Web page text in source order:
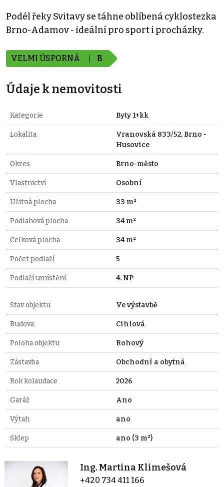
Podél řeky Svitavy se táhne oblíbená cyklostezka
Brno-Adamov - ideální pro sport i procházky.
VELMI ÚSPORNÁ B
Údaje k nemovitosti
Kategorie Byty 1+kk
Lokalita
Vranovská 833/52, Brno -
Husovice
Okres Brno-město
Vlastnictví Osobní
Užitná plocha 33 m²
Podlahová plocha 34 m²
Celková plocha 34 m²
Počet podlaží 5
Podlaží umístění 4. NP
Stav objektu Ve výstavbě
Budova Cihlová
Poloha objektu Rohový
Zástavba Obchodní a obytná
Rok kolaudace 2026
Garáž Ano
Výtah ano
Sklep ano (3 m²)
Ing. Martina Klimešová
+420 734 411 166